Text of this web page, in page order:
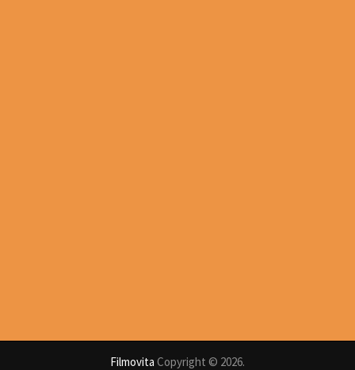
Filmovita Copyright © 2026.